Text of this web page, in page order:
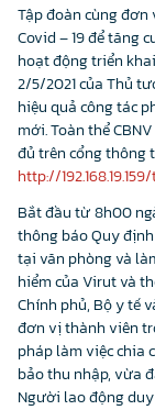
Tập đoàn cùng
Covid – 19 để tăng
hoạt động triển
2/5/2021 của Thủ
hiệu quả công tác
mới. Toàn thể
đủ trên cổng thông
http://
Bắt đầu từ 8h00
thông báo Quy
tại văn phòng và
hiểm của Virut và
Chính phủ, Bộ y tế
đơn vị thành viên
pháp làm việc chia
bảo thu nhập, vừa
Người lao động